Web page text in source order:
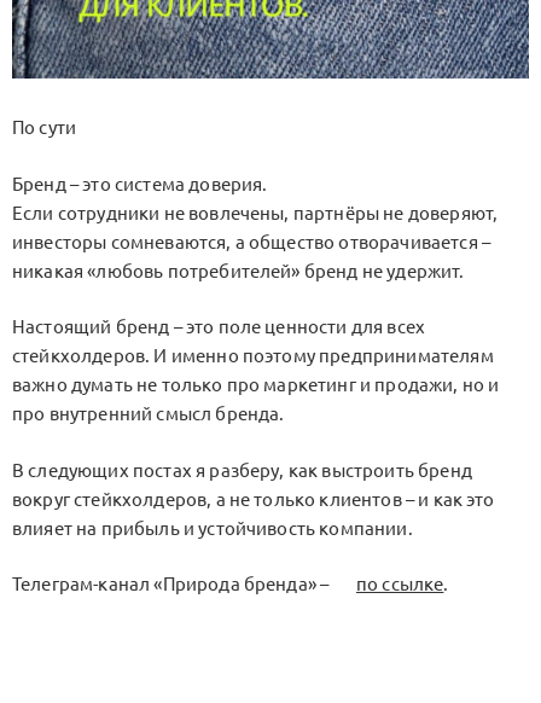
По сути
Бренд – это система доверия.
Если сотрудники не вовлечены, партнёры не доверяют,
инвесторы сомневаются, а общество отворачивается –
никакая «любовь потребителей» бренд не удержит.
Настоящий бренд – это поле ценности для всех
стейкхолдеров. И именно поэтому предпринимателям
важно думать не только про маркетинг и продажи, но и
про внутренний смысл бренда.
В следующих постах я разберу, как выстроить бренд
вокруг стейкхолдеров, а не только клиентов – и как это
влияет на прибыль и устойчивость компании.
Телеграм-канал «Природа бренда» – по ссылке.